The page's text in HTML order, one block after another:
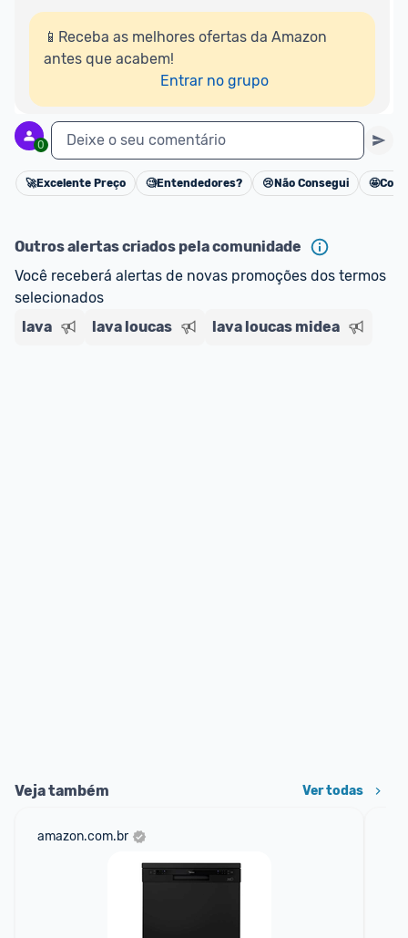
📱Receba as melhores ofertas da Amazon
antes que acabem!
Entrar no grupo
0 Deixe o seu comentário
Cancelar
🚀Excelente Preço 🧐Entendedores? 😢 Não Consegui 🤩
Outros alertas criados pela comunidade
Você receberá alertas de novas promoções dos termos
selecionados
lava
lava loucas lava loucas midea
Veja também Ver todas
amazon.com.br